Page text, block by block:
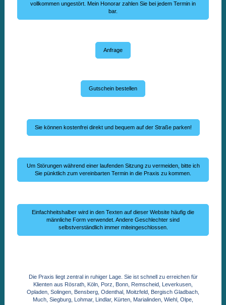
vollkommen ungestört. Mein Honorar zahlen Sie bei jedem Termin in
bar.
Anfrage
Gutschein bestellen
Sie können kostenfrei direkt und bequem auf der Straße parken!
Um Störungen während einer laufenden Sitzung zu vermeiden, bitte ich
Sie pünktlich zum vereinbarten Termin in die Praxis zu kommen.
Einfachheitshalber wird in den Texten auf dieser Website häufig die
männliche Form verwendet. Andere Geschlechter sind
selbstverständlich immer miteingeschlossen.
Die Praxis liegt zentral in ruhiger Lage. Sie ist schnell zu erreichen für
Klienten aus Rösrath, Köln, Porz, Bonn, Remscheid, Leverkusen,
Opladen, Solingen, Bensberg, Odenthal, Moitzfeld, Bergisch Gladbach,
Much, Siegburg, Lohmar, Lindlar, Kürten, Marialinden, Wiehl, Olpe,